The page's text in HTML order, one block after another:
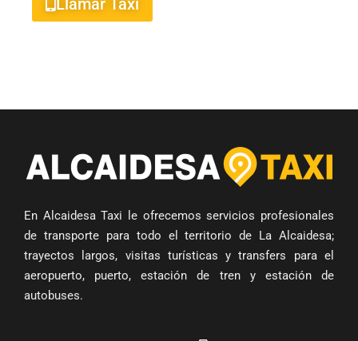
Llamar Taxi
En Alcaidesa Taxi le ofrecemos servicios profesionales
de transporte para todo el territorio de La Alcaidesa;
trayectos largos, visitas turísticas y transfers para el
aeropuerto, puerto, estación de tren y estación de
autobuses.